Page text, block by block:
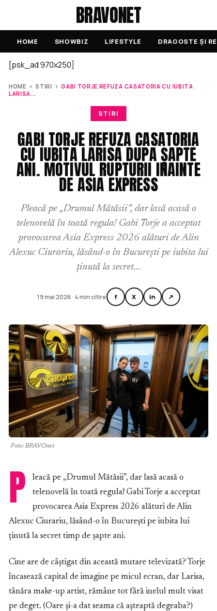
BRAVONET
HOME SHOWBIZ LIFESTYLE DRAGOSTE ȘI
[psk_ad 970x250]
HOME ›STIRI ›GABI TORJE REFUZA CASATORIA CU IUBITA
LARISA...
STIRI
GABI TORJE REFUZA CASATORIA
CU IUBITA LARISA DUPA ȘAPTE
ANI. MOTIVUL RUPTURII INAINTE
DE ASIA EXPRESS
Pleacă pe „Drumul Mătăsii”, dar lasă acasă o
telenovelă în toată regula! Gabi Torje a acceptat
provocarea Asia Express 2026 alături de Alin
Alexuc Ciurariu, lăsând-o în București pe iubita lui
ținută la secret...
19 mai 2026 · 4 min citire f X in ↗
Foto: BRAVOnet
P
leacă pe „Drumul Mătăsii”, dar lasă acasă o
telenovelă în toată regula! Gabi Torje a acceptat
provocarea Asia Express 2026 alături de Alin
Alexuc Ciurariu, lăsând-o în București pe iubita lui
ținută la secret timp de șapte ani.
Cine are de câștigat din această mutare televizată? Torje
încasează capital de imagine pe micul ecran, dar Larisa,
tânăra make-up artist, rămâne tot fără inelul mult visat
pe deget. (Oare și-a dat seama că așteaptă degeaba?)